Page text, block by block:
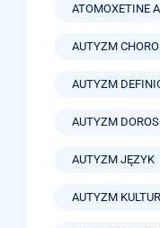
ATOMOXETINE
AUTYZM
AUTYZM
AUTYZM
AUTYZM JĘZYK
AUTYZM